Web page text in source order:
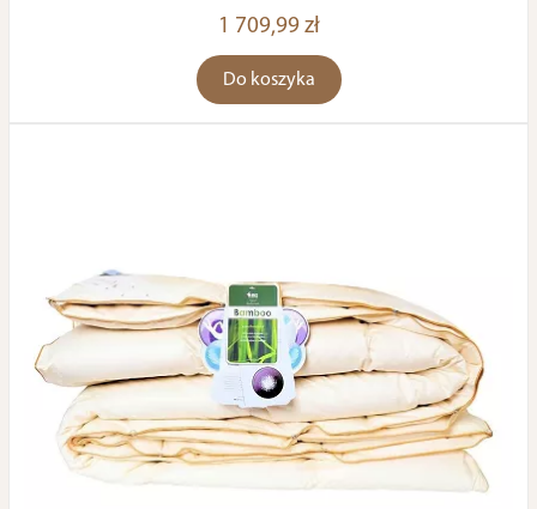
1 709,99 zł
Do koszyka